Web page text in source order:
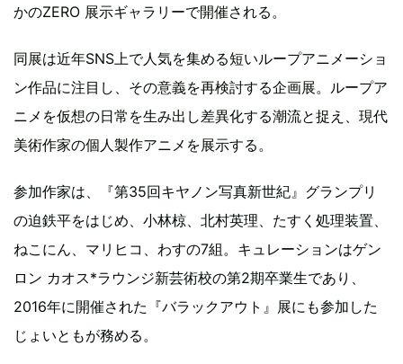
かのZERO 展示ギャラリーで開催される。
同展は近年SNS上で人気を集める短いループアニメーショ
ン作品に注目し、その意義を再検討する企画展。ループア
ニメを仮想の日常を生み出し差異化する潮流と捉え、現代
美術作家の個人製作アニメを展示する。
参加作家は、『第35回キヤノン写真新世紀』グランプリ
の迫鉄平をはじめ、小林椋、北村英理、たすく処理装置、
ねこにん、マリヒコ、わすの7組。キュレーションはゲン
ロン カオス*ラウンジ新芸術校の第2期卒業生であり、
2016年に開催された『バラックアウト』展にも参加した
じょいともが務める。